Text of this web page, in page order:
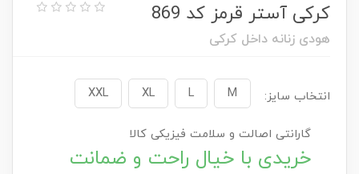
کرکی آستر قرمز کد 869
هودی زنانه داخل کرکی
انتخاب سایز: M
L
XL
XXL
گارانتی اصالت و سلامت فیزیکی کالا
خریدی با خیال راحت و ضمانت